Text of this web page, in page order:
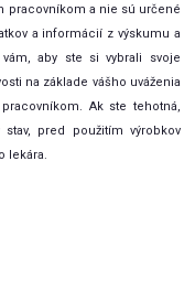
pracovníkom a nie sú určené
a informácií z výskumu a
aby ste si vybrali svoje
na základe vášho uváženia
Ak ste tehotná,
pred použitím výrobkov
lekára.